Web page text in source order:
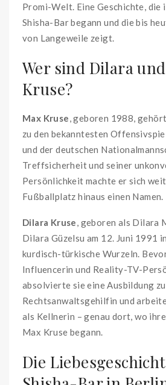
Promi-Welt. Eine Geschichte, die
Shisha-Bar begann und die bis
von Langeweile zeigt.
Wer sind Dilara
Kruse?
Max Kruse, geboren 1988,
zu den bekanntesten
und der deutschen
Treffsicherheit und seiner
Persönlichkeit machte er sich
Fußballplatz hinaus einen Namen.
Dilara Kruse, geboren als Dilara
Dilara Güzelsu am 12. Juni 1991
kurdisch-türkische Wurzeln.
Influencerin und Reality-TV-
absolvierte sie eine Ausbildung
Rechtsanwaltsgehilfin und
als Kellnerin – genau dort, wo
Max Kruse begann.
Die